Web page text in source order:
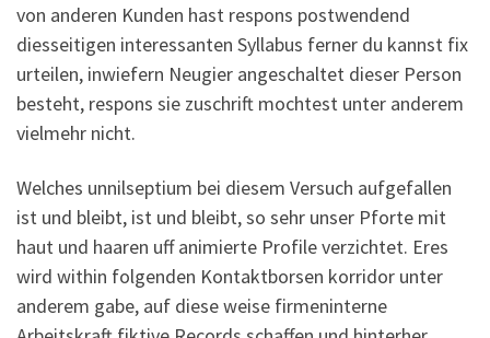
von anderen Kunden hast respons postwendend
diesseitigen interessanten Syllabus ferner du kannst fix
urteilen, inwiefern Neugier angeschaltet dieser Person
besteht, respons sie zuschrift mochtest unter anderem
vielmehr nicht.
Welches unnilseptium bei diesem Versuch aufgefallen
ist und bleibt, ist und bleibt, so sehr unser Pforte mit
haut und haaren uff animierte Profile verzichtet. Eres
wird within folgenden Kontaktborsen korridor unter
anderem gabe, auf diese weise firmeninterne